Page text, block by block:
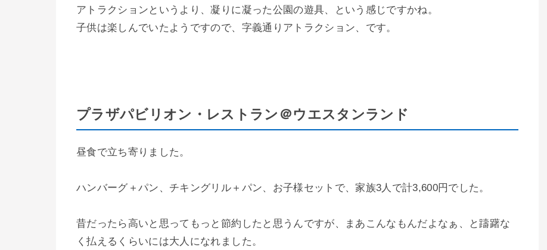
アトラクションというより、凝りに凝った公園の遊具、という感じですかね。
子供は楽しんでいたようですので、字義通りアトラクション、です。
プラザパビリオン・レストラン＠ウエスタンランド
昼食で立ち寄りました。
ハンバーグ＋パン、チキングリル＋パン、お子様セットで、家族3人で計3,600円でした。
昔だったら高いと思ってもっと節約したと思うんですが、まあこんなもんだよなぁ、と躊躇な
く払えるくらいには大人になれました。